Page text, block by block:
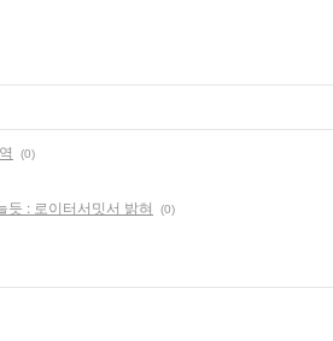
(0)
: 로이터서밋서 밝혀 (0)